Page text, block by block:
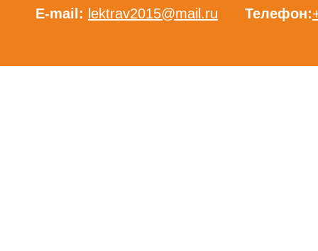
E-mail: lektrav2015@mail.ru
Телефон: